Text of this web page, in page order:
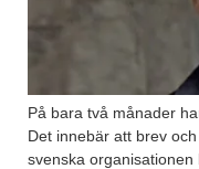
På bara två månader
Det innebär att brev
svenska